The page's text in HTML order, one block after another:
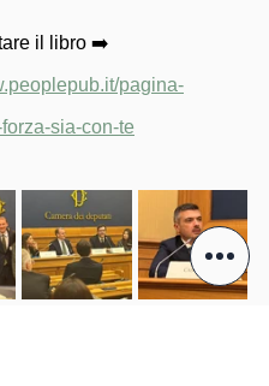
il libro ➡️
pagina-
sia-con-te